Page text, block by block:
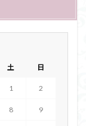
土 日
1 2
8 9